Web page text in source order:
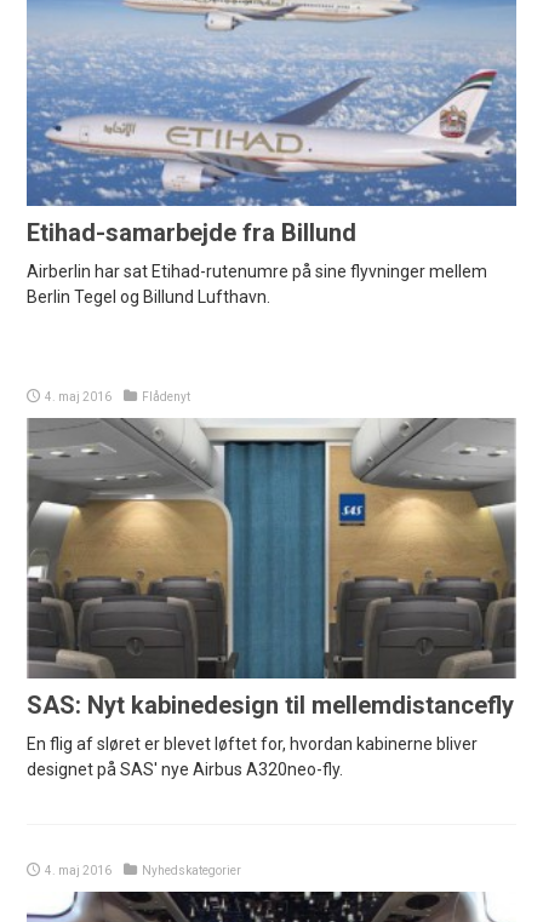
Etihad-samarbejde fra Billund
Airberlin har sat Etihad-rutenumre på sine flyvninger mellem
Berlin Tegel og Billund Lufthavn.
4. maj 2016 Flådenyt
SAS: Nyt kabinedesign til mellemdistancefly
En flig af sløret er blevet løftet for, hvordan kabinerne bliver
designet på SAS' nye Airbus A320neo-fly.
4. maj 2016 Nyhedskategorier